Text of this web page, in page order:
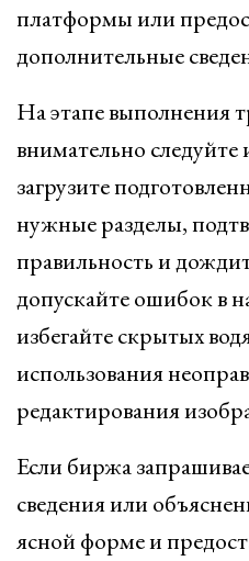
платформы или
дополнительные
На этапе выполнения
внимательно
загрузите
нужные разделы,
правильность и
допускайте ошибок в
избегайте скрытых
использования
редактирования
Если биржа
сведения или
ясной форме и